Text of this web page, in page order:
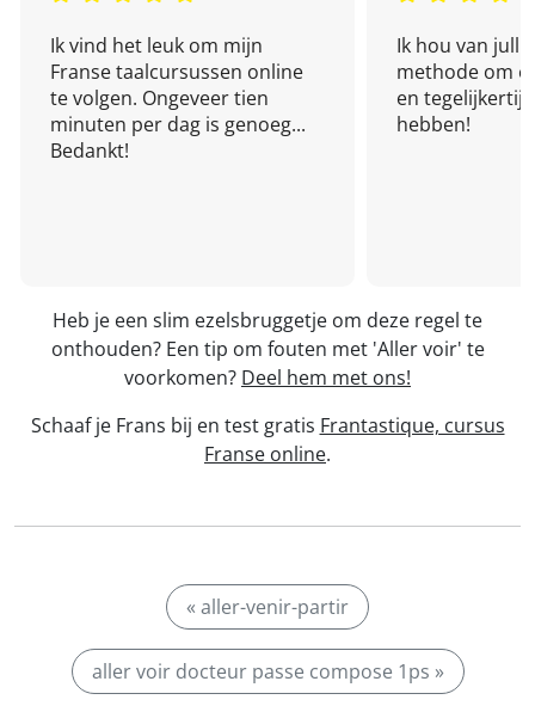
Ik vind het leuk om mijn
Franse taalcursussen online
te volgen. Ongeveer tien
minuten per dag is genoeg...
Bedankt!
Ik hou van
methode om
en
hebben!
Heb je een slim ezelsbruggetje om deze regel te
onthouden? Een tip om fouten met 'Aller voir' te
voorkomen? Deel hem met ons!
Schaaf je Frans bij en test gratis Frantastique, cursus
Franse online.
« aller-venir-partir
aller voir docteur passe compose 1ps »